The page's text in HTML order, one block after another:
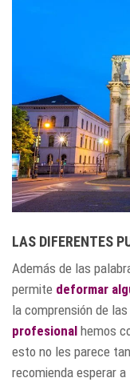
LAS DIFERENTES
Además de las
permite deformar
la comprensión de
profesional hemos
esto no les parece
recomienda esperar